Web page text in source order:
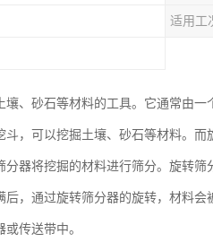
适用工
、砂石等材料的工具。它通常由一
，可以挖掘土壤、砂石等材料。而
器将挖掘的材料进行筛分。旋转
，通过旋转筛分器的旋转，材料
传送带中。